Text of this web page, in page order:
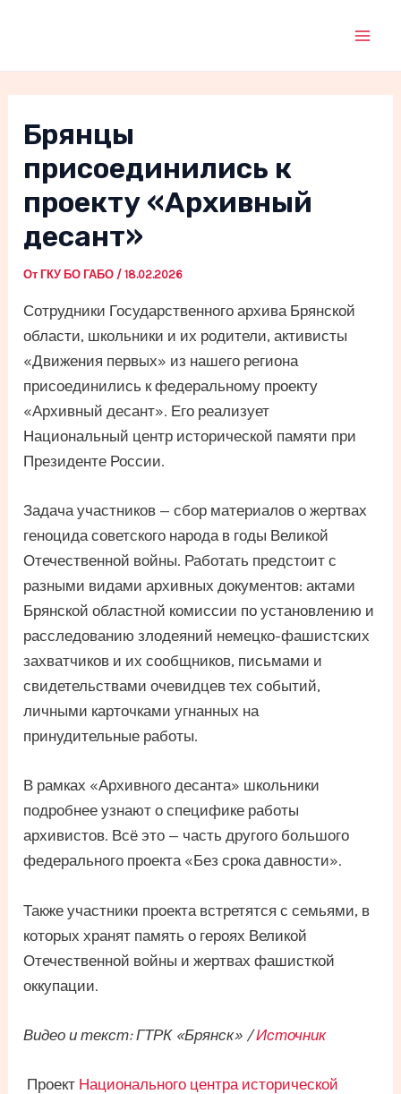
Брянцы
присоединились к
проекту «Архивный
десант»
От ГКУ БО ГАБО /18.02.2026
Сотрудники Государственного архива Брянской
области, школьники и их родители, активисты
«Движения первых» из нашего региона
присоединились к федеральному проекту
«Архивный десант». Его реализует
Национальный центр исторической памяти при
Президенте России.
Задача участников — сбор материалов о жертвах
геноцида советского народа в годы Великой
Отечественной войны. Работать предстоит с
разными видами архивных документов: актами
Брянской областной комиссии по установлению и
расследованию злодеяний немецко-фашистских
захватчиков и их сообщников, письмами и
свидетельствами очевидцев тех событий,
личными карточками угнанных на
принудительные работы.
В рамках «Архивного десанта» школьники
подробнее узнают о специфике работы
архивистов. Всё это — часть другого большого
федерального проекта «Без срока давности».
Также участники проекта встретятся с семьями, в
которых хранят память о героях Великой
Отечественной войны и жертвах фашисткой
оккупации.
Видео и текст: ГТРК «Брянск» /Источник
Проект Национального центра исторической